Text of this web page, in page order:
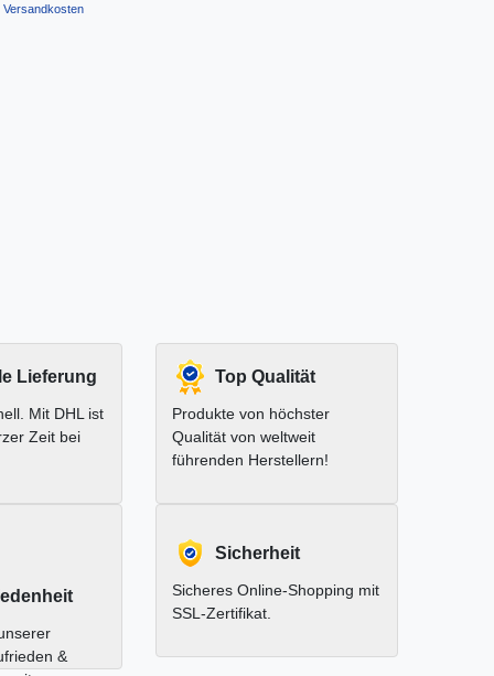
Versandkosten
Lieferung
Mit DHL ist
Zeit bei
Top Qualität
Produkte von höchster
Qualität von weltweit
führenden Herstellern!
&
Sicherheit
Sicheres Online-Shopping mit
SSL-Zertifikat.